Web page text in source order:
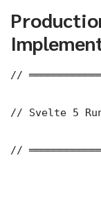
//
// Svelte 5
//